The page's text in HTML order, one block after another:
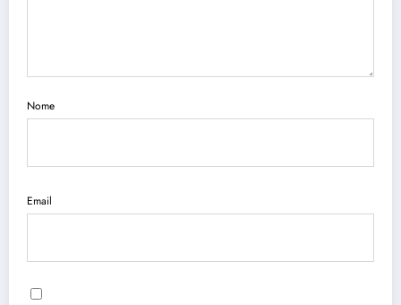
Nome
Email